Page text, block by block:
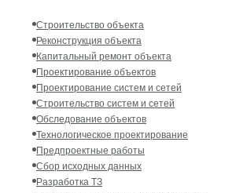
Строительство объекта
Реконструкция объекта
Капитальный ремонт объекта
Проектирование объектов
Проектирование систем и сетей
Строительство систем и сетей
Обследование объектов
Технологическое проектирование
Предпроектные работы
Сбор исходных данных
Разработка ТЗ